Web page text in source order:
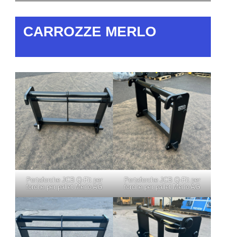
CARROZZE MERLO
Portaforche JCB Q-Fit per
forche per pallet Merlo AG
Portaforche JCB Q-Fit per
forche per pallet Merlo AG